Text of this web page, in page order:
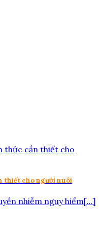
thiết cho người nuôi
nhiễm nguy hiểm[...]